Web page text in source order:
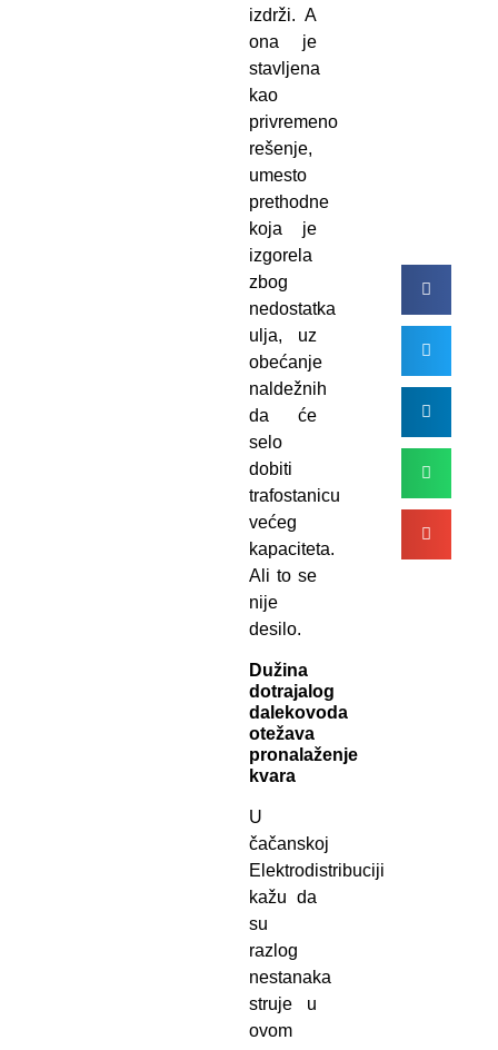
izdrži. A
ona je
stavljena
kao
privremeno
rešenje,
umesto
prethodne
koja je
izgorela
zbog
nedostatka
ulja, uz
obećanje
naldežnih
da će
selo
dobiti
trafostanicu
većeg
kapaciteta.
Ali to se
nije
desilo.
Dužina
dotrajalog
dalekovoda
otežava
pronalaženje
kvara
U
čačanskoj
Elektrodistribuciji
kažu da
su
razlog
nestanaka
struje u
ovom